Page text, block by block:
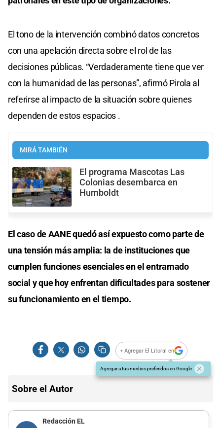
El tono de la intervención combinó datos concretos
con una apelación directa sobre el rol de las
decisiones públicas. “Verdaderamente tiene que ver
con la humanidad de las personas”, afirmó Pirola al
referirse al impacto de la situación sobre quienes
dependen de estos espacios .
MIRÁ TAMBIÉN
El programa Mascotas Las
Colonias desembarca en
Humboldt
El caso de AANE quedó así expuesto como parte de
una tensión más amplia: la de instituciones que
cumplen funciones esenciales en el entramado
social y que hoy enfrentan dificultades para sostener
su funcionamiento en el tiempo.
+ Agregar El Litoral en
Agregar a tus medios preferidos en Google
Sobre el Autor
Redacción EL